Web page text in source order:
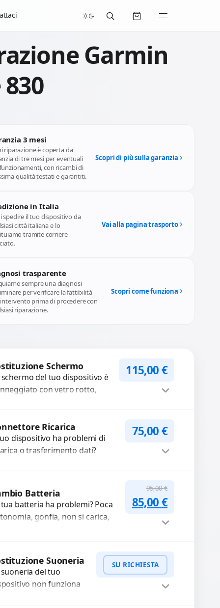
Garmin
3 mesi
riparazione è coperta da
di tre mesi per eventuali
con ricambi di
qualità testati e garantiti.
Scopri di più sulla garanzia
in Italia
spedire il tuo dispositivo da
città italiana e lo
tramite corriere
Vai alla pagina trasporto
trasparente
sempre una diagnosi
per verificare la fattibilità
prima di procedere con
riparazione.
Scopri come funziona
Schermo
schermo del tuo dispositivo è
con vetro rotto,
115,00€
Ricarica
dispositivo ha problemi di
o trasferimento dati?
danneggiati,...
75,00€
Batteria
tua batteria ha problemi? Poca
gonfia, non si carica,
95,00€
Il prezzo
85,00€Il prezzo
Suoneria
suoneria del tuo
non funziona
SU RICHIESTA